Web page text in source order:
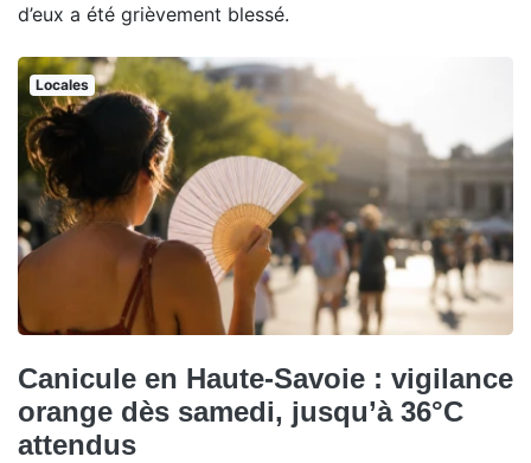
d’eux a été grièvement blessé.
Locales
Canicule en Haute-Savoie : vigilance
orange dès samedi, jusqu’à 36°C
attendus